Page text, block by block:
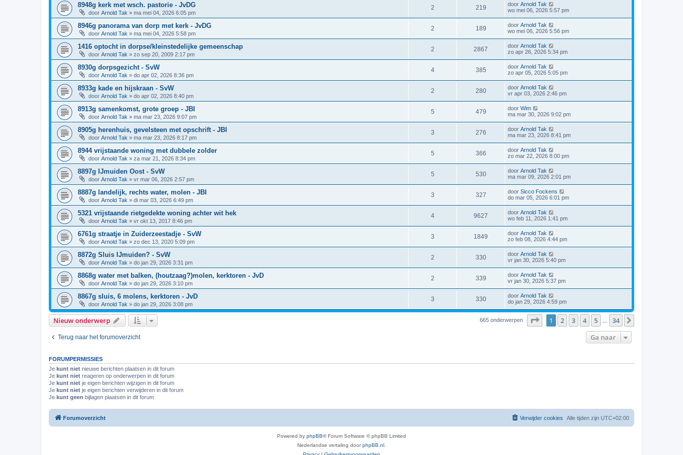
8948g kerk met wsch. pastorie - JvDG
door Arnold Tak » ma mei 04, 2026 6:05 pm
2 219 door Arnold Tak
wo mei 06, 2026 5:57 pm
8946g panorama van dorp met kerk - JvDG
door Arnold Tak » ma mei 04, 2026 5:58 pm
2 189 door Arnold Tak
wo mei 06, 2026 5:56 pm
1416 optocht in dorpse/kleinstedelijke gemeenschap
door Arnold Tak » zo sep 20, 2009 2:17 pm
2 2867 door Arnold Tak
zo apr 26, 2026 5:34 pm
8930g dorpsgezicht - SvW
door Arnold Tak » do apr 02, 2026 8:36 pm
4 385 door Arnold Tak
zo apr 05, 2026 5:05 pm
8933g kade en hijskraan - SvW
door Arnold Tak » do apr 02, 2026 8:40 pm
2 280 door Arnold Tak
vr apr 03, 2026 2:46 pm
8913g samenkomst, grote groep - JBI
door Arnold Tak » ma mar 23, 2026 9:07 pm
5 479 door Wim
ma mar 30, 2026 9:02 pm
8905g herenhuis, gevelsteen met opschrift - JBI
door Arnold Tak » ma mar 23, 2026 8:17 pm
3 276 door Arnold Tak
ma mar 23, 2026 8:41 pm
8944 vrijstaande woning met dubbele zolder
door Arnold Tak » za mar 21, 2026 8:34 pm
5 366 door Arnold Tak
zo mar 22, 2026 8:00 pm
8897g IJmuiden Oost - SvW
door Arnold Tak » vr mar 06, 2026 2:57 pm
5 530 door Arnold Tak
ma mar 09, 2026 2:01 pm
8887g landelijk, rechts water, molen - JBI
door Arnold Tak » di mar 03, 2026 6:49 pm
3 327 door Sicco Fockens
do mar 05, 2026 6:01 pm
5321 vrijstaande rietgedekte woning achter wit hek
door Arnold Tak » vr okt 13, 2017 8:46 pm
4 9627 door Arnold Tak
wo feb 11, 2026 1:41 pm
6761g straatje in Zuiderzeestadje - SvW
door Arnold Tak » zo dec 13, 2020 5:09 pm
3 1849 door Arnold Tak
zo feb 08, 2026 4:44 pm
8872g Sluis IJmuiden? - SvW
door Arnold Tak » do jan 29, 2026 3:31 pm
2 330 door Arnold Tak
vr jan 30, 2026 5:40 pm
8868g water met balken, (houtzaag?)molen, kerktoren - JvD
door Arnold Tak » do jan 29, 2026 3:10 pm
2 339 door Arnold Tak
vr jan 30, 2026 5:37 pm
8867g sluis, 6 molens, kerktoren - JvD
door Arnold Tak » do jan 29, 2026 3:08 pm
3 330 door Arnold Tak
do jan 29, 2026 4:59 pm
Nieuw onderwerp 665 onderwerpen Pagina1 van 34
1 2 3 4 5 34
Terug naar het forumoverzicht Ga naar
FORUMPERMISSIES
Je kunt niet nieuwe berichten plaatsen in dit forum
Je kunt niet reageren op onderwerpen in dit forum
Je kunt niet je eigen berichten wijzigen in dit forum
Je kunt niet je eigen berichten verwijderen in dit forum
Je kunt geen bijlagen plaatsen in dit forum
Forumoverzicht Alle tijden zijn UTC+02:00
Verwijder cookies
Powered by phpBB® Forum Software © phpBB Limited
Nederlandse vertaling doorphpBB.nl